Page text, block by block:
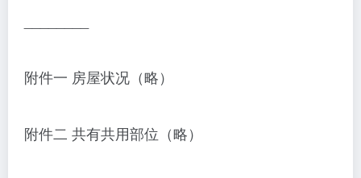
附件一 房屋状况（略）
附件二 共有共用部位（略）